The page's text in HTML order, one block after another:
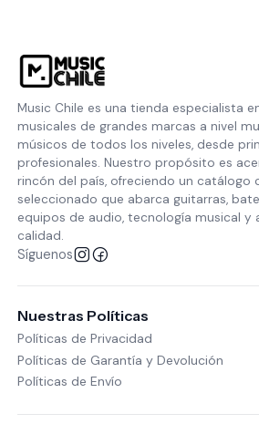
Music Chile es una tienda especialista
musicales de grandes marcas a nivel
músicos de todos los niveles, desde
profesionales. Nuestro propósito es
rincón del país, ofreciendo un catálogo
seleccionado que abarca guitarras,
equipos de audio, tecnología musical y
calidad.
Síguenos
Nuestras Políticas
Políticas de Privacidad
Políticas de Garantía y Devolución
Políticas de Envío